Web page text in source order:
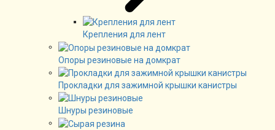
Крепления для лент
Опоры резиновые на домкрат
Прокладки для зажимной крышки канистры
Шнуры резиновые